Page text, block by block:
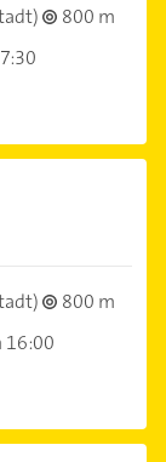
800 m
800 m